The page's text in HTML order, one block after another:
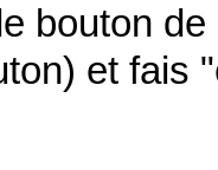
bouton
et fais